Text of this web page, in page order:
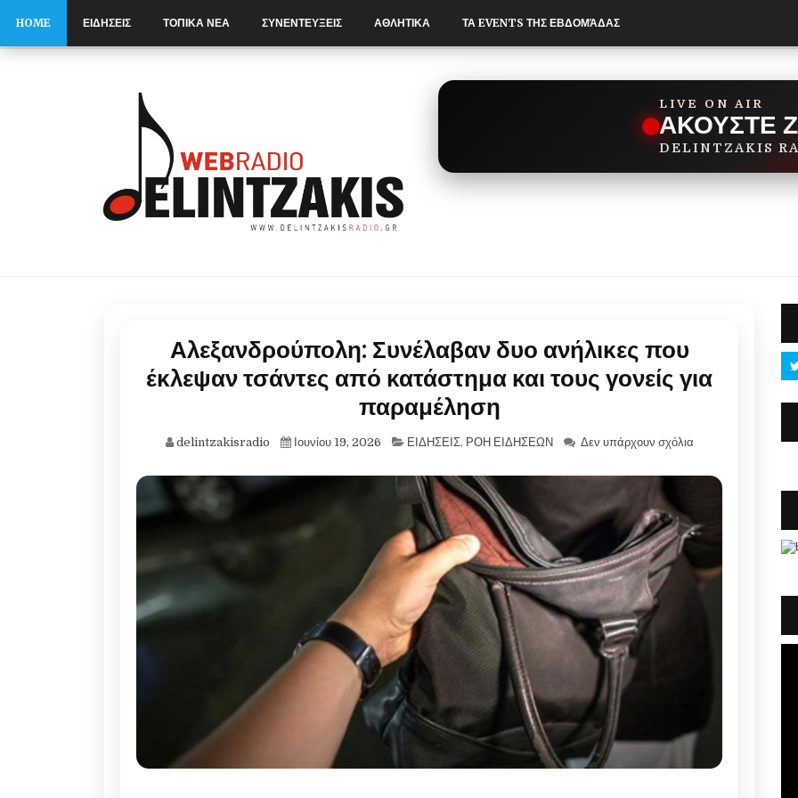
LIVE ON AIR
ΑΚΟΥΣΤΕ
DELINTZAKIS
HOME ΕΙΔΗΣΕΙΣ ΤΟΠΙΚΑ ΝΕΑ ΣΥΝΕΝΤΕΥΞΕΙΣ ΑΘΛΗΤΙΚΑ ΤΑ EVENTS ΤΗΣ ΕΒΔΟΜΆΔΑΣ
Αλεξανδρούπολη: Συνέλαβαν δυο ανήλικες που
έκλεψαν τσάντες από κατάστημα και τους γονείς για
παραμέληση
delintzakisradio Ιουνίου 19, 2026 ΕΙΔΗΣΕΙΣ, ΡΟΗ ΕΙΔΗΣΕΩΝ Δεν υπάρχουν σχόλια